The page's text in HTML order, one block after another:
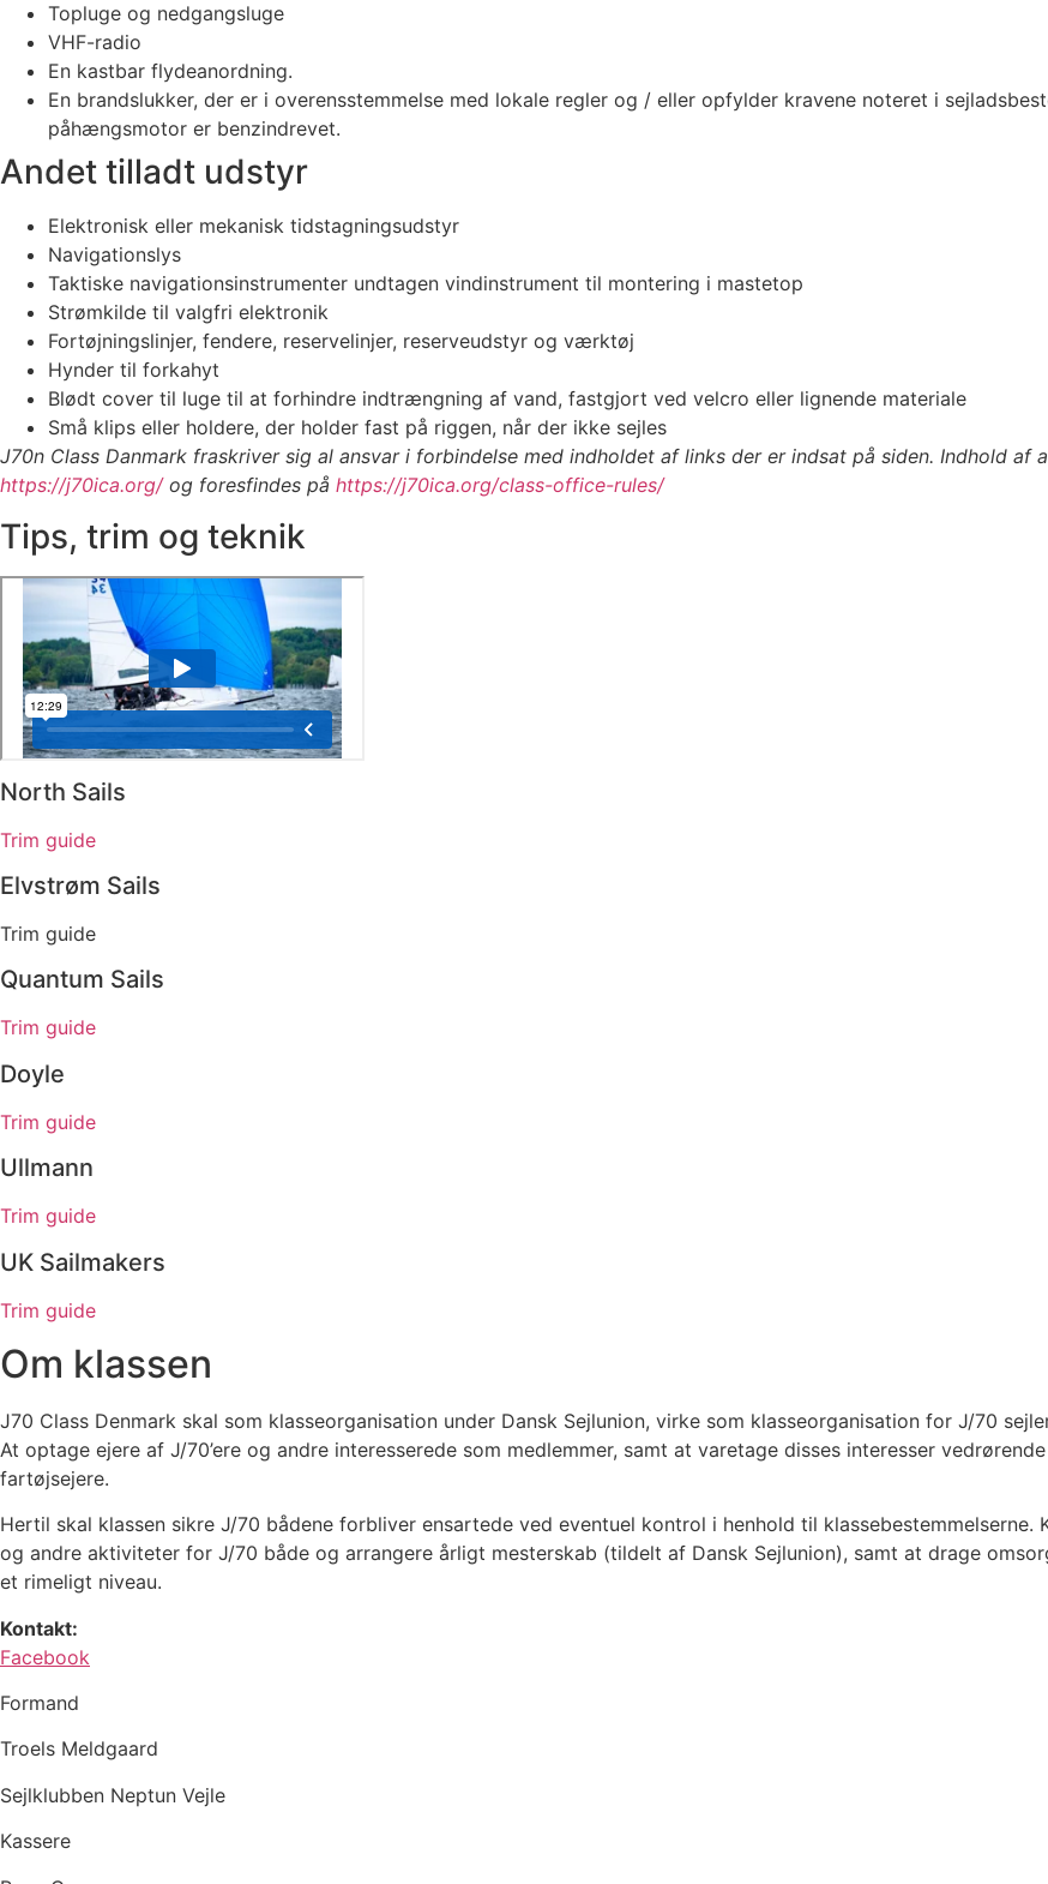
Topluge og nedgangsluge
VHF-radio
En kastbar flydeanordning.
En brandslukker, der er i overensstemmelse med lokale regler og / eller opfylder kravene noteret i
påhængsmotor er benzindrevet.
Andet tilladt udstyr
Elektronisk eller mekanisk tidstagningsudstyr
Navigationslys
Taktiske navigationsinstrumenter undtagen vindinstrument til montering i mastetop
Strømkilde til valgfri elektronik
Fortøjningslinjer, fendere, reservelinjer, reserveudstyr og værktøj
Hynder til forkahyt
Blødt cover til luge til at forhindre indtrængning af vand, fastgjort ved velcro eller lignende materiale
Små klips eller holdere, der holder fast på riggen, når der ikke sejles
J70n Class Danmark fraskriver sig al ansvar i forbindelse med indholdet af links der er indsat på siden. Indhold
https://j70ica.org/og foresfindes på https://j70ica.org/class-office-rules/
Tips, trim og teknik
North Sails
Trim guide
Elvstrøm Sails
Trim guide
Quantum Sails
Trim guide
Doyle
Trim guide
Ullmann
Trim guide
UK Sailmakers
Trim guide
Om klassen
J70 Class Denmark skal som klasseorganisation under Dansk Sejlunion, virke som klasseorganisation for J/70
At optage ejere af J/70’ere og andre interesserede som medlemmer, samt at varetage disses interesser
fartøjsejere.
Hertil skal klassen sikre J/70 bådene forbliver ensartede ved eventuel kontrol i henhold til
og andre aktiviteter for J/70 både og arrangere årligt mesterskab (tildelt af Dansk Sejlunion), samt at drage
et rimeligt niveau.
Kontakt:
Facebook
Formand
Troels Meldgaard
Sejlklubben Neptun Vejle
Kassere